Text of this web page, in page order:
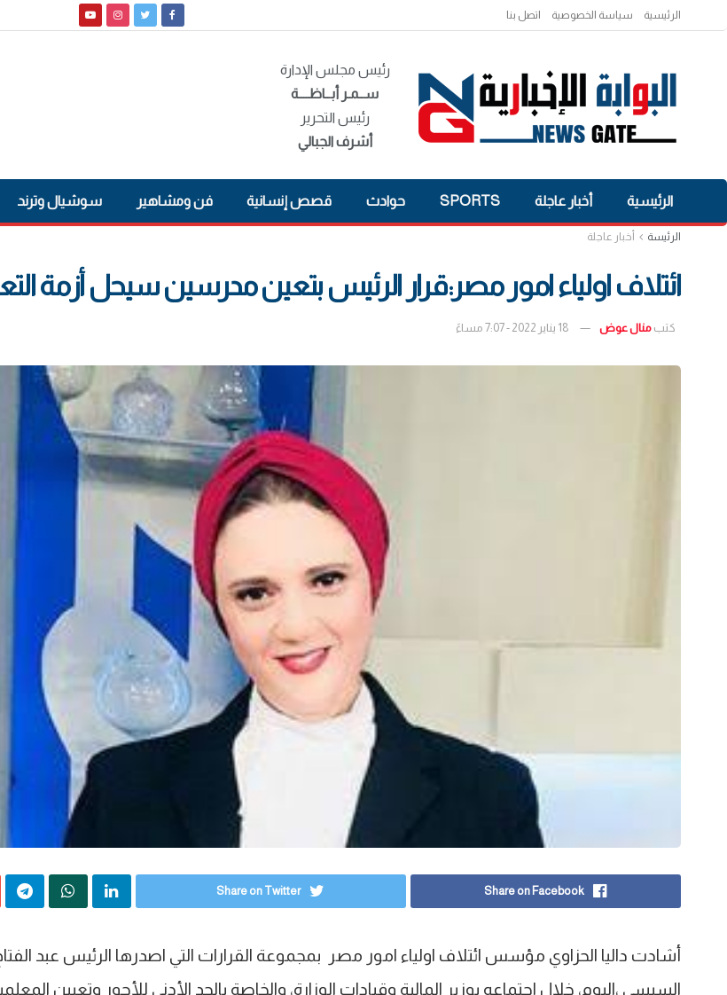
الرئيسية سياسة الخصوصية اتصل بنا
رئيس مجلس الإدارة
ســمـر أبــاظــــة
رئيس التحرير
أشرف الجبالي
الرئيسية أخبار عاجلة SPORTS حوادث قصص إنسانية فن ومشاهير سوشيال وترند
الرئيسة أخبار عاجلة
ائتلاف اولياء امور مصر:قرار الرئيس بتعين مدرسين سيحل أزمة
كتب منال عوض 18 يناير 2022 - 7:07 مساءً
Share on Facebook
Share on Twitter
أشادت داليا الحزاوي مؤسس ائتلاف اولياء امور مصر بمجموعة القرارات التي اصدرها الرئيس عبد
السيسي ،اليوم، خلال اجتماعه بوزير المالية وقيادات الوزارة، والخاصة بالحد الأدني للأجور وتعيين